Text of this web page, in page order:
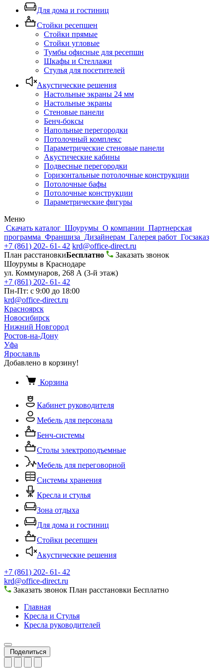
Для дома и гостиниц
Стойки ресепшен
Стойки прямые
Стойки угловые
Тумбы офисные для ресепшн
Шкафы и Стеллажи
Стулья для посетителей
Акустические решения
Настольные экраны 24 мм
Настольные экраны
Стеновые панели
Бенч-боксы
Напольные перегородки
Потолочный комплекс
Параметрические стеновые панели
Акустические кабины
Подвесные перегородки
Горизонтальные потолочные конструкции
Потолочные бафы
Потолочные конструкции
Параметрические фигуры
Меню
Скачать каталог Шоурумы О компании Партнерская
программа Франшиза Дизайнерам Галерея работ Госзаказ
+7 (861) 202- 61- 42 krd@office-direct.ru
План расстановкиБесплатно
Заказать звонок
Шоурумы в Краснодаре
ул. Коммунаров, 268 А (3-й этаж)
+7 (861) 202- 61- 42
Пн-Пт: с 9:00 до 18:00
krd@office-direct.ru
Красноярск
Новосибирск
Нижний Новгород
Ростов-на-Дону
Уфа
Ярославль
Добавлено в корзину!
Корзина
Кабинет руководителя
Мебель для персонала
Бенч-системы
Столы электроподъемные
Мебель для переговорной
Системы хранения
Кресла и стулья
Зона отдыха
Для дома и гостиниц
Стойки ресепшен
Акустические решения
+7 (861) 202- 61- 42
krd@office-direct.ru
Заказать звонок План расстановки Бесплатно
Главная
Кресла и Стулья
Кресла руководителей
Поделиться